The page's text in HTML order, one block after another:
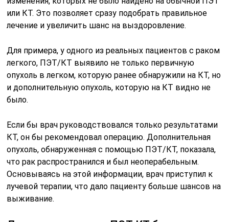
или КТ. Это позволяет сразу подобрать правильное
лечение и увеличить шанс на выздоровление.
Для примера, у одного из реальных пациентов с раком
легкого, ПЭТ/КТ выявило не только первичную
опухоль в легком, которую ранее обнаружили на КТ, но
и дополнительную опухоль, которую на КТ видно не
было.
Если бы врач руководствовался только результатами
КТ, он бы рекомендовал операцию. Дополнительная
опухоль, обнаруженная с помощью ПЭТ/КТ, показала,
что рак распространился и был неоперабельным.
Основываясь на этой информации, врач приступил к
лучевой терапии, что дало пациенту больше шансов на
выживание.